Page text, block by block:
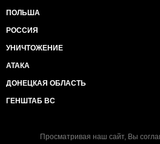
ПОЛЬША
РОССИЯ
УНИЧТОЖЕНИЕ
АТАКА
ДОНЕЦКАЯ ОБЛАСТЬ
ГЕНШТАБ ВС
Просматривая наш сайт, Вы